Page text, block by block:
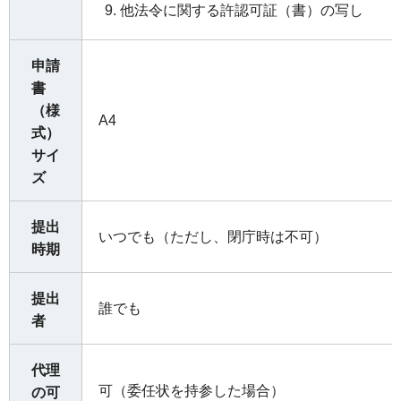
他法令に関する許認可証（書）の写し
申請
書
（様
式）
サイ
ズ
A4
提出
時期
いつでも（ただし、閉庁時は不可）
提出
者
誰でも
代理
の可
可（委任状を持参した場合）